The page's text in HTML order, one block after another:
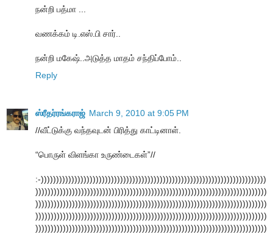
நன்றி பத்மா ...
வணக்கம் டி.எஸ்.பி சார்..
நன்றி மகேஷ்..அடுத்த மாதம் சந்திப்போம்..
Reply
ஸ்ரீதர்ரங்கராஜ் March 9, 2010 at 9:05 PM
//வீட்டுக்கு வந்தவுடன் பிரித்து காட்டினாள்.
“பொருள் விளங்கா உருண்டைகள்”//
:-))))))))))))))))))))))))))))))))))))))))))))))))))))))))))))))))))))))))))
))))))))))))))))))))))))))))))))))))))))))))))))))))))))))))))))))))))))))))
))))))))))))))))))))))))))))))))))))))))))))))))))))))))))))))))))))))))))))
))))))))))))))))))))))))))))))))))))))))))))))))))))))))))))))))))))))))))))
))))))))))))))))))))))))))))))))))))))))))))))))))))))))))))))))))))))))))))